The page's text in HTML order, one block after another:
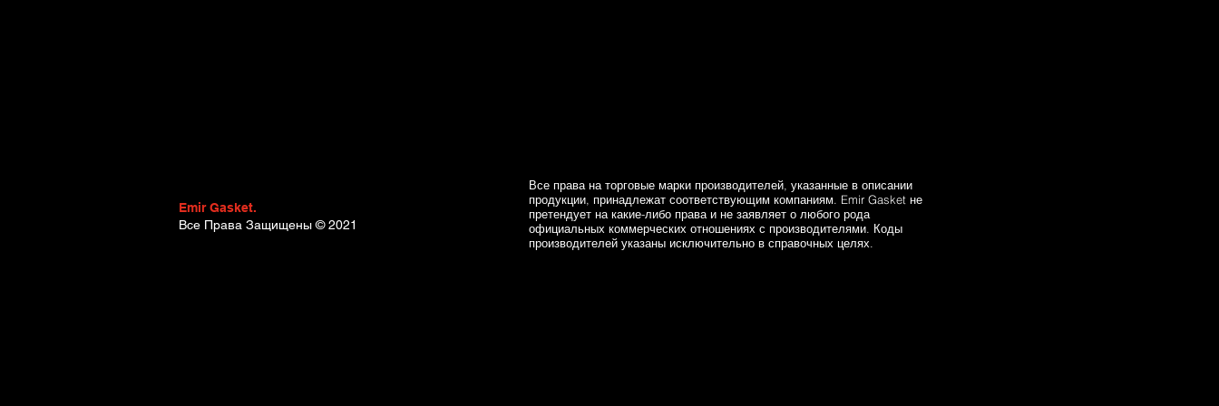
Emir Gasket.
Все Права Защищены © 2021
Все права на торговые марки производителей, указанные в описании
продукции, принадлежат соответствующим компаниям. Emir Gasket не
претендует на какие-либо права и не заявляет о любого рода
официальных коммерческих отношениях с производителями. Коды
производителей указаны исключительно в справочных целях.